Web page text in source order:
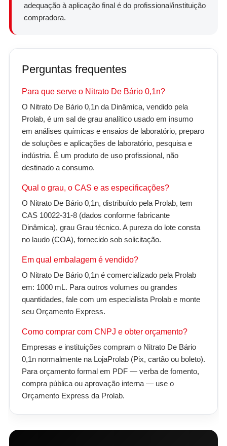
adequação à aplicação final é do profissional/instituição
compradora.
Perguntas frequentes
Para que serve o Nitrato De Bário 0,1n?
O Nitrato De Bário 0,1n da Dinâmica, vendido pela
Prolab, é um sal de grau analítico usado em insumo
em análises químicas e ensaios de laboratório, preparo
de soluções e aplicações de laboratório, pesquisa e
indústria. É um produto de uso profissional, não
destinado a consumo.
Qual o grau, o CAS e as especificações?
O Nitrato De Bário 0,1n, distribuído pela Prolab, tem
CAS 10022-31-8 (dados conforme fabricante
Dinâmica), grau Grau técnico. A pureza do lote consta
no laudo (COA), fornecido sob solicitação.
Em qual embalagem é vendido?
O Nitrato De Bário 0,1n é comercializado pela Prolab
em: 1000 mL. Para outros volumes ou grandes
quantidades, fale com um especialista Prolab e monte
seu Orçamento Express.
Como comprar com CNPJ e obter orçamento?
Empresas e instituições compram o Nitrato De Bário
0,1n normalmente na LojaProlab (Pix, cartão ou boleto).
Para orçamento formal em PDF — verba de fomento,
compra pública ou aprovação interna — use o
Orçamento Express da Prolab.